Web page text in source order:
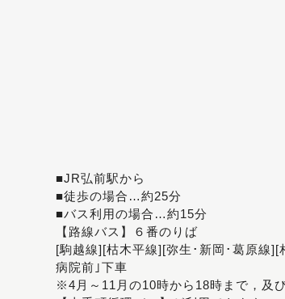
■JR弘前駅から
■徒歩の場合…約25分
■バス利用の場合…約15分
【路線バス】６番のりば
[駒越線][枯木平線][弥生･新岡･葛原線
病院前｣下車
※4月～11月の10時から18時まで，及